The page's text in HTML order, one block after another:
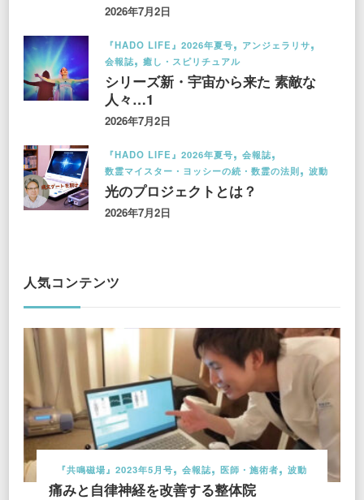
2026年7月2日
『HADO LIFE』2026年夏号
アンジェラリサ
会報誌
癒し・スピリチュアル
シリーズ新・宇宙から来た 素敵な
人々…1
2026年7月2日
『HADO LIFE』2026年夏号
会報誌
数霊マイスター・ヨッシーの続・数霊の法則
波動
光のプロジェクトとは？
2026年7月2日
人気コンテンツ
『共鳴磁場』2023年5月号 会報誌 医師・施術者 波動
痛みと自律神経を改善する整体院